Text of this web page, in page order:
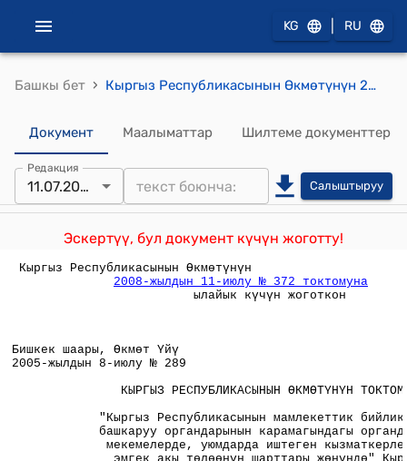
KG RU
Башкы бет › Кыргыз Республикасынын Өкмөтүнүн 2005-жылдын 8-июлундагы №289 "Кыргыз Республикасынын мамлекеттик бийлик жана башкаруу органдарынын карамагындагы органдарда, мекемелерде, уюмдарда иштеген кызматкерлерге эмгек акы төлөөнүн шарттары жөнүндө" Кыргыз Республикасынын Өкмөтүнүн 2001-жылдын 19-ноябрындагы № 717 токтомуна толуктоо киргизүү тууралуу" токтому
Документ Маалыматтар Шилтеме документтер
Редакция
11.07.2008 Салыштыруу
Эскертүү, бул документ күчүн жоготту!